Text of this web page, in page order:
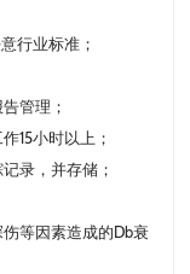
行业标准；
管理；
15小时以上；
录，并存储；
等因素造成的Db衰